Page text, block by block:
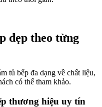
đẹp theo từng
tủ bếp đa dạng về chất liệu,
có thể tham khảo.
thương hiệu uy tín